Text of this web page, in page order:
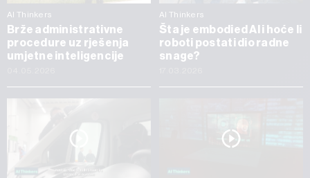
AI Thinkers
Brže administrativne
procedure uz rješenja
umjetne inteligencije
AI Thinkers
Šta je embodied AI i hoće li
roboti postati dio radne
snage?